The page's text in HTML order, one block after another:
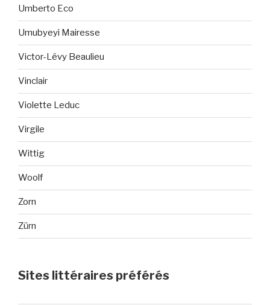
Umberto Eco
Umubyeyi Mairesse
Victor-Lévy Beaulieu
Vinclair
Violette Leduc
Virgile
Wittig
Woolf
Zorn
Zürn
Sites littéraires préférés